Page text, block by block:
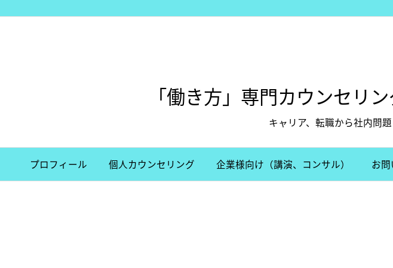
「働き方」専門カウンセリ
キャリア、転職から社内問
プロフィール 個人カウンセリング 企業様向け（講演、コンサル） お